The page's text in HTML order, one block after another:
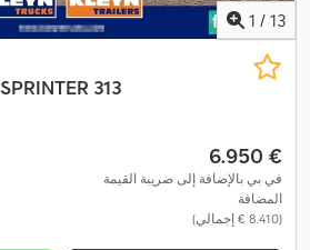
1 / 13
SPRINTER 313
‏6.950 €
في بي بالإضافة إلى ضريبة القيمة
المضافة
(‏8.410 € إجمالي)